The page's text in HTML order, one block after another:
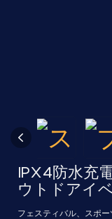
IPX4防水充
ウトドアイ
フェスティバル、スポ